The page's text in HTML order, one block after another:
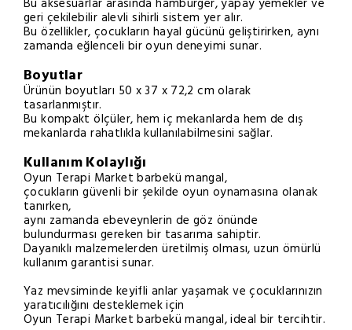
Bu aksesuarlar arasında hamburger, yapay yemekler ve
geri çekilebilir alevli sihirli sistem yer alır.
Bu özellikler, çocukların hayal gücünü geliştirirken, aynı
zamanda eğlenceli bir oyun deneyimi sunar.
Boyutlar
Ürünün boyutları 50 x 37 x 72,2 cm olarak
tasarlanmıştır.
Bu kompakt ölçüler, hem iç mekanlarda hem de dış
mekanlarda rahatlıkla kullanılabilmesini sağlar.
Kullanım Kolaylığı
Oyun Terapi Market barbekü mangal,
çocukların güvenli bir şekilde oyun oynamasına olanak
tanırken,
aynı zamanda ebeveynlerin de göz önünde
bulundurması gereken bir tasarıma sahiptir.
Dayanıklı malzemelerden üretilmiş olması, uzun ömürlü
kullanım garantisi sunar.
Yaz mevsiminde keyifli anlar yaşamak ve çocuklarınızın
yaratıcılığını desteklemek için
Oyun Terapi Market barbekü mangal, ideal bir tercihtir.